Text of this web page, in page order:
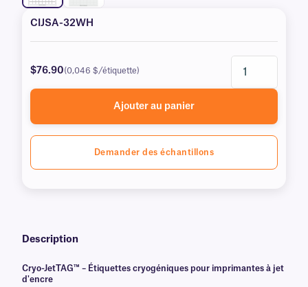
CIJSA-32WH
$76.90(0,046 $/étiquette)
Ajouter au panier
Demander des échantillons
Description
Cryo-JetTAG™ – Étiquettes cryogéniques pour imprimantes à jet
d'encre